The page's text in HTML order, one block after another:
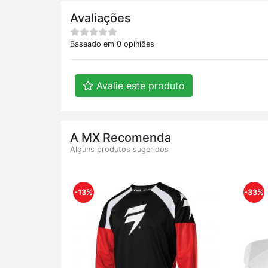
Avaliações
Baseado em 0 opiniões
Avalie este produto
A MX Recomenda
Alguns produtos sugeridos
-13% -33%